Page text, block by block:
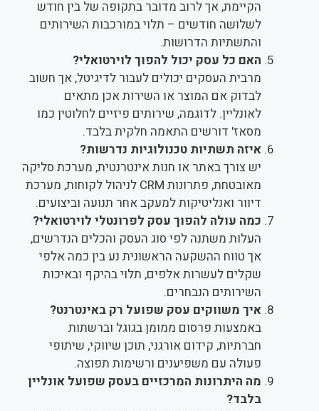
הקיימת, אך לרוב מדובר בתקופה של בין חודש
לשלושה חודשים – תלוי במורכבות השירותים
והתשתיות הדרושות.
האם כל עסק יכול להפוך לוירטואלי?
מרבית העסקים יכולים לעבור לדיגיטל, אך חשוב
לבדוק אם המוצר או השירות אכן מתאים
לאונליין. לדוגמה, שירותים פיזיים לחלוטין כמו
מסאז' דורשים התאמה חלקית בלבד.
איזה תשתיות טכנולוגיות נדרשות?
יש צורך באתר או חנות אינטרנטית, מערכת סליקה
מאובטחת, פתרונות CRM לניהול לקוחות, מערכת
דיוור ואנליטיקות למעקב אחר תנועה וביצועים.
כמה עולה להפוך עסק לפרונטלי לוירטואלי?
העלות משתנה לפי סוג העסק והכלים הנדרשים,
אך טווח ההשקעה הראשונית נע בין כמה אלפי
שקלים לעשרות אלפים, תלוי בהיקף ובאיכות
השירותים הנבחרים.
איך משווקים עסק שפועל רק באינטרנט?
באמצעות פרסום ממומן בגוגל וברשתות
חברתיות, קידום אורגני, תוכן שיווקי, שיתופי
פעולה עם משפיענים ורשימות תפוצה.
מה היתרונות המרכזיים בעסק שפועל אונליין
בלבד?